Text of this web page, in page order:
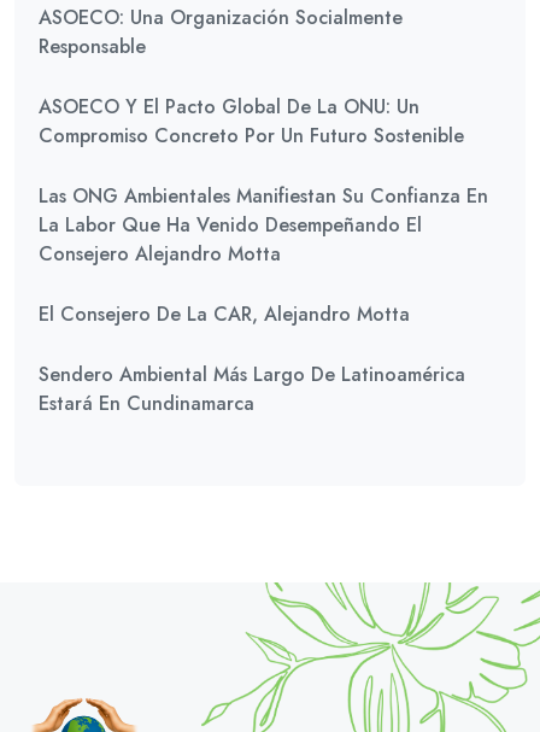
ASOECO: Una Organización Socialmente
Responsable
ASOECO Y El Pacto Global De La ONU: Un
Compromiso Concreto Por Un Futuro Sostenible
Las ONG Ambientales Manifiestan Su Confianza En
La Labor Que Ha Venido Desempeñando El
Consejero Alejandro Motta
El Consejero De La CAR, Alejandro Motta
Sendero Ambiental Más Largo De Latinoamérica
Estará En Cundinamarca